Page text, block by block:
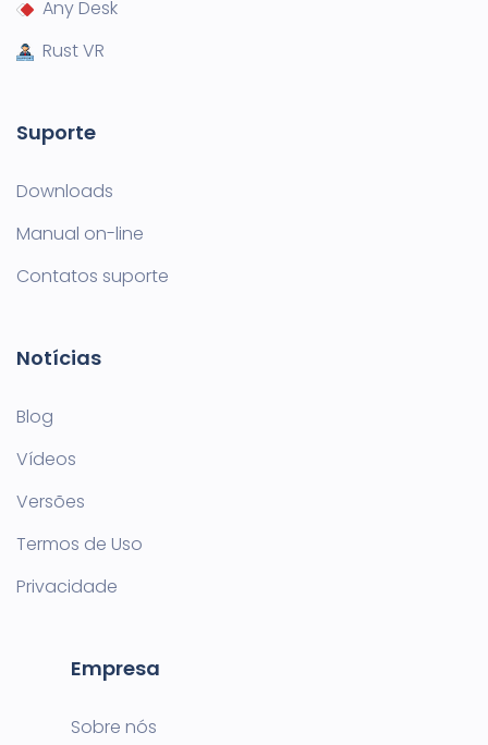
Any Desk
Rust VR
Suporte
Downloads
Manual on-line
Contatos suporte
Notícias
Blog
Vídeos
Versões
Termos de Uso
Privacidade
Empresa
Sobre nós